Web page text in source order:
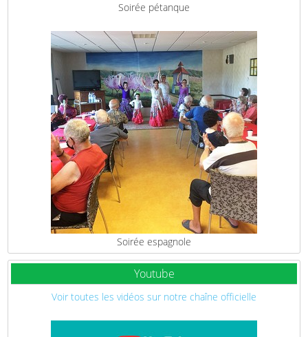
Soirée pétanque
Soirée espagnole
Youtube
Voir toutes les vidéos sur notre chaîne officielle